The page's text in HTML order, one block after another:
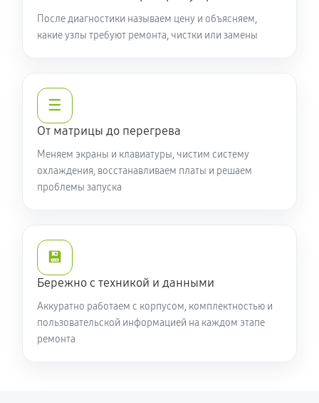
Замена видеочипа ноутбука Acer 3 SF314-59-5414
(NX.A5UER.003)
Настройка BIOS ноутбука Acer 3 SF314-59-5414
(NX.A5UER.003)
550 руб 60 минут
Ремонт подсветки ноутбука Acer 3 SF314-59-5414
(NX.A5UER.003)
Настройка ОС ноутбука Acer 3 SF314-59-5414
(NX.A5UER.003)
790 руб 60 минут
Замена HDMI ноутбука Acer 3 SF314-59-5414
(NX.A5UER.003)
После диагностики называем цену и объясняем,
какие узлы требуют ремонта, чистки или замены
☰
От матрицы до перегрева
Меняем экраны и клавиатуры, чистим систему
охлаждения, восстанавливаем платы и решаем
проблемы запуска
💾
Бережно с техникой и данными
Аккуратно работаем с корпусом, комплектностью и
пользовательской информацией на каждом этапе
ремонта